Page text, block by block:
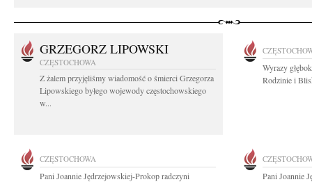
GRZEGORZ LIPOWSKI
CZĘSTOCHOWA
Z żalem przyjęliśmy wiadomość o śmierci Grzegorza
Lipowskiego byłego wojewody częstochowskiego
w...
Wyrazy
Rodzinie i
CZĘSTOCHOWA
Pani Joannie Jędrzejowskiej-Prokop radczyni
Pani Joannie